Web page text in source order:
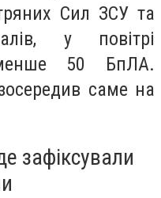
Сил ЗСУ та
у повітрі
50 БпЛА.
саме на
зафіксували